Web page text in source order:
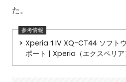
た。
Xperia 1 IV XQ-CT44 ソフト
ポート | Xperia（エクスペリア